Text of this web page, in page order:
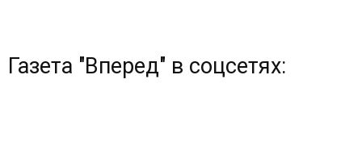
Газета "Вперед" в соцсетях: